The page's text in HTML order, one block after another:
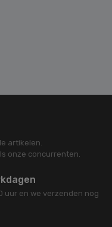
artikelen.
onze concurrenten.
uur en we verzenden nog